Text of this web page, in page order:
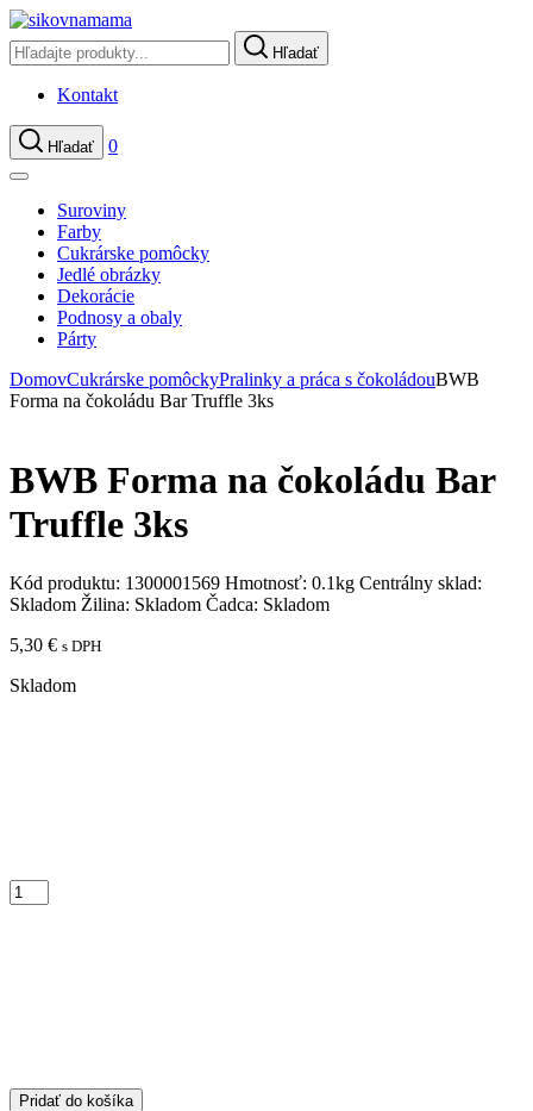
Hľadať
Kontakt
Hľadať 0
Suroviny
Farby
Cukrárske pomôcky
Jedlé obrázky
Dekorácie
Podnosy a obaly
Párty
DomovCukrárske pomôckyPralinky a práca s čokoládouBWB
Forma na čokoládu Bar Truffle 3ks
BWB Forma na čokoládu Bar
Truffle 3ks
Kód produktu: 1300001569 Hmotnosť: 0.1kg Centrálny sklad:
Skladom Žilina: Skladom Čadca: Skladom
5,30 € s DPH
Skladom
Pridať do košíka